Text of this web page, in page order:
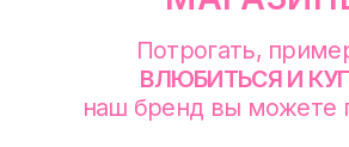
смотреть в Яндекс. Картах